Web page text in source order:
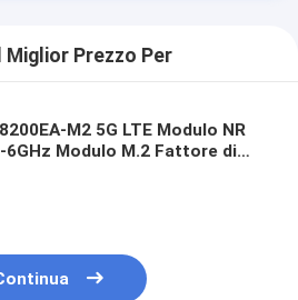
Miglior Prezzo Per
M2 5G LTE Modulo NR
6GHz Modulo M.2 Fattore di